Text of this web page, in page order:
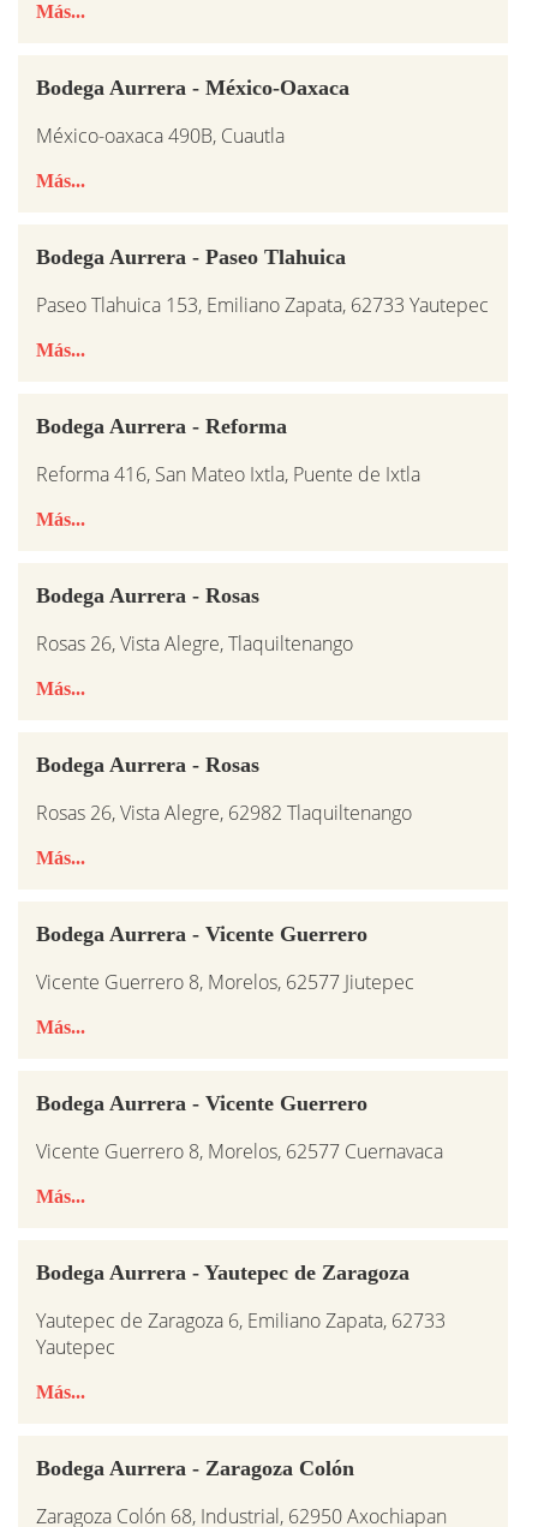
Más...
Bodega Aurrera - México-Oaxaca
México-oaxaca 490B, Cuautla
Más...
Bodega Aurrera - Paseo Tlahuica
Paseo Tlahuica 153, Emiliano Zapata, 62733 Yautepec
Más...
Bodega Aurrera - Reforma
Reforma 416, San Mateo Ixtla, Puente de Ixtla
Más...
Bodega Aurrera - Rosas
Rosas 26, Vista Alegre, Tlaquiltenango
Más...
Bodega Aurrera - Rosas
Rosas 26, Vista Alegre, 62982 Tlaquiltenango
Más...
Bodega Aurrera - Vicente Guerrero
Vicente Guerrero 8, Morelos, 62577 Jiutepec
Más...
Bodega Aurrera - Vicente Guerrero
Vicente Guerrero 8, Morelos, 62577 Cuernavaca
Más...
Bodega Aurrera - Yautepec de Zaragoza
Yautepec de Zaragoza 6, Emiliano Zapata, 62733
Yautepec
Más...
Bodega Aurrera - Zaragoza Colón
Zaragoza Colón 68, Industrial, 62950 Axochiapan